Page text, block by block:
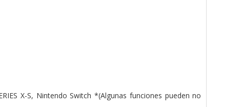
X-S, Nintendo Switch *(Algunas funciones pueden no